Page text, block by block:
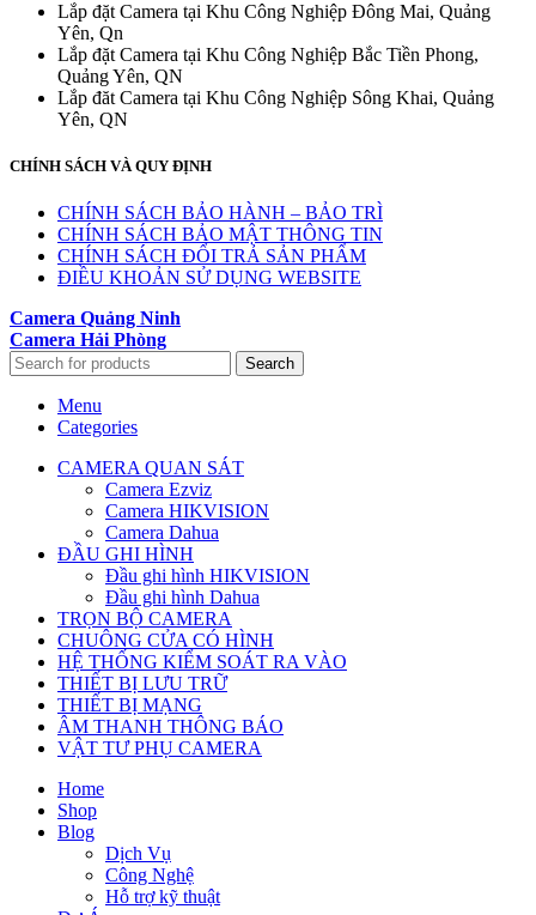
Lắp đặt Camera tại Khu Công Nghiệp Đông Mai, Quảng
Yên, Qn
Lắp đặt Camera tại Khu Công Nghiệp Bắc Tiền Phong,
Quảng Yên, QN
Lắp đăt Camera tại Khu Công Nghiệp Sông Khai, Quảng
Yên, QN
CHÍNH SÁCH VÀ QUY ĐỊNH
CHÍNH SÁCH BẢO HÀNH – BẢO TRÌ
CHÍNH SÁCH BẢO MẬT THÔNG TIN
CHÍNH SÁCH ĐỔI TRẢ SẢN PHẨM
ĐIỀU KHOẢN SỬ DỤNG WEBSITE
Camera Quảng Ninh
Camera Hải Phòng
Search
Menu
Categories
CAMERA QUAN SÁT
Camera Ezviz
Camera HIKVISION
Camera Dahua
ĐẦU GHI HÌNH
Đầu ghi hình HIKVISION
Đầu ghi hình Dahua
TRỌN BỘ CAMERA
CHUÔNG CỬA CÓ HÌNH
HỆ THỐNG KIỂM SOÁT RA VÀO
THIẾT BỊ LƯU TRỮ
THIẾT BỊ MẠNG
ÂM THANH THÔNG BÁO
VẬT TƯ PHỤ CAMERA
Home
Shop
Blog
Dịch Vụ
Công Nghệ
Hỗ trợ kỹ thuật